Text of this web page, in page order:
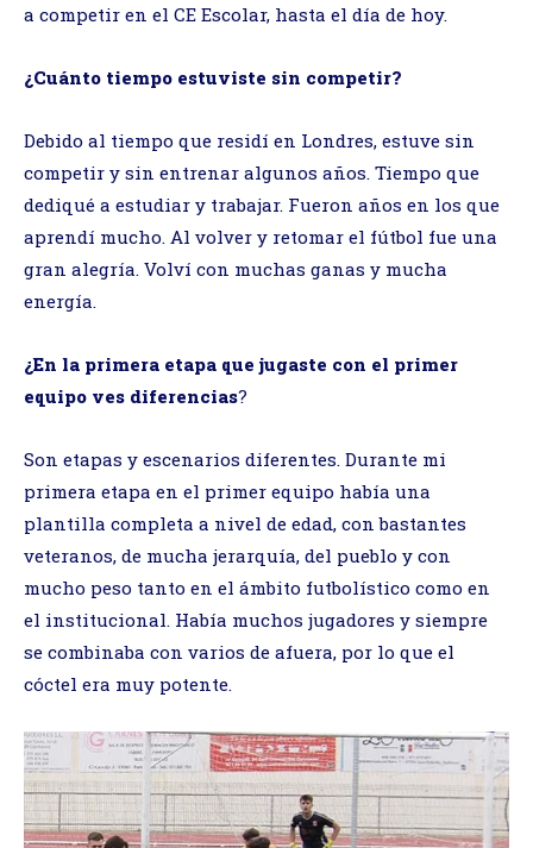
a competir en el CE Escolar, hasta el día de hoy.
¿Cuánto tiempo estuviste sin competir?
Debido al tiempo que residí en Londres, estuve sin
competir y sin entrenar algunos años. Tiempo que
dediqué a estudiar y trabajar. Fueron años en los que
aprendí mucho. Al volver y retomar el fútbol fue una
gran alegría. Volví con muchas ganas y mucha
energía.
¿En la primera etapa que jugaste con el primer
equipo ves diferencias?
Son etapas y escenarios diferentes. Durante mi
primera etapa en el primer equipo había una
plantilla completa a nivel de edad, con bastantes
veteranos, de mucha jerarquía, del pueblo y con
mucho peso tanto en el ámbito futbolístico como en
el institucional. Había muchos jugadores y siempre
se combinaba con varios de afuera, por lo que el
cóctel era muy potente.